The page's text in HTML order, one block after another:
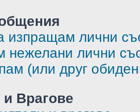
изпращам лични
нежелани лични
(или друг
Врагове